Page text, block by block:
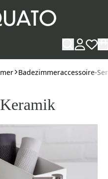
Badezimmeraccessoire-